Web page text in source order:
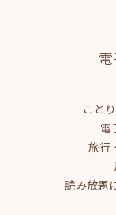
こと
電
旅行
読み放題